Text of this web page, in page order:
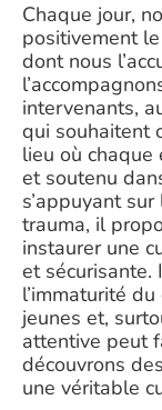
Chaque jour,
positivement
dont nous
intervenants,
qui souhaitent
lieu où chaque
et soutenu
s’appuyant
trauma, il
instaurer une
et sécurisante.
l’immaturité
jeunes et,
attentive peut
découvrons
une véritable